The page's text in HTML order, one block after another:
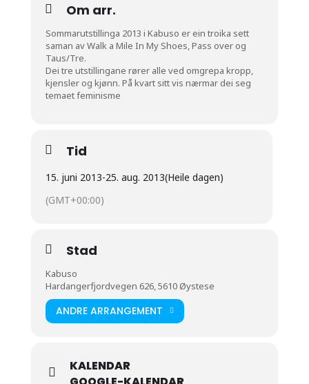
Om arr.
Sommarutstillinga 2013 i Kabuso er ein troika sett
saman av Walk a Mile In My Shoes, Pass over og
Taus/Tre.
Dei tre utstillingane rører alle ved omgrepa kropp,
kjensler og kjønn. På kvart sitt vis nærmar dei seg
temaet feminisme
Tid
15. juni 2013-25. aug. 2013(Heile dagen)
(GMT+00:00)
Stad
Kabuso
Hardangerfjordvegen 626, 5610 Øystese
ANDRE ARRANGEMENT
KALENDAR